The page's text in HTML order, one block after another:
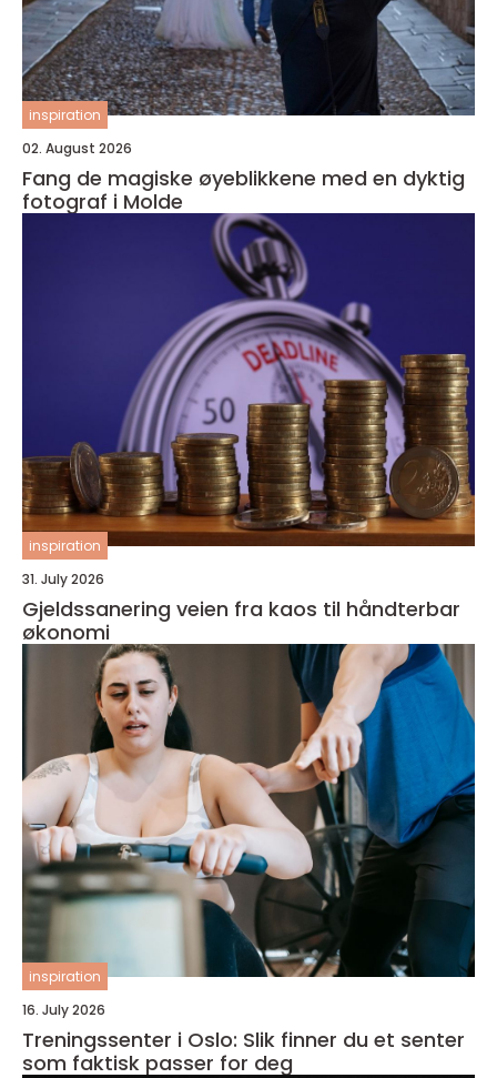
inspiration
02. August 2026
Fang de magiske øyeblikkene med en dyktig
fotograf i Molde
inspiration
31. July 2026
Gjeldssanering veien fra kaos til håndterbar
økonomi
inspiration
16. July 2026
Treningssenter i Oslo: Slik finner du et senter
som faktisk passer for deg